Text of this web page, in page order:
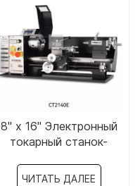
8" x 16" Электронный
токарный станок-
ЧИТАТЬ ДАЛЕЕ